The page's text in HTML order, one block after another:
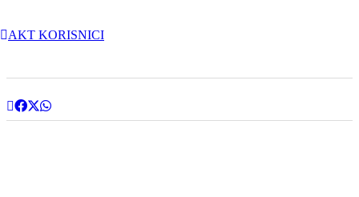
AKT KORISNICI